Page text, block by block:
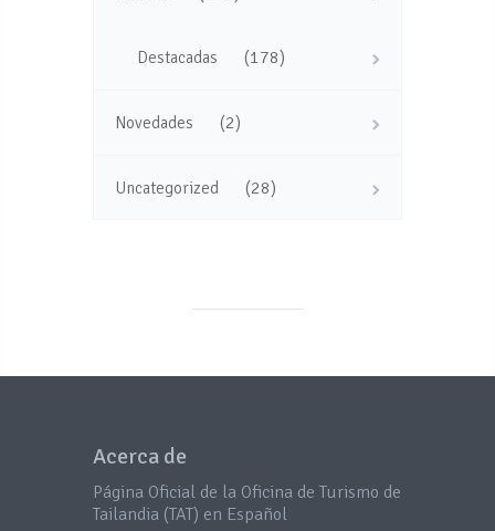
Destacadas (178)
Novedades (2)
Uncategorized (28)
Acerca de
Página Oficial de la Oficina de Turismo de
Tailandia (TAT) en Español